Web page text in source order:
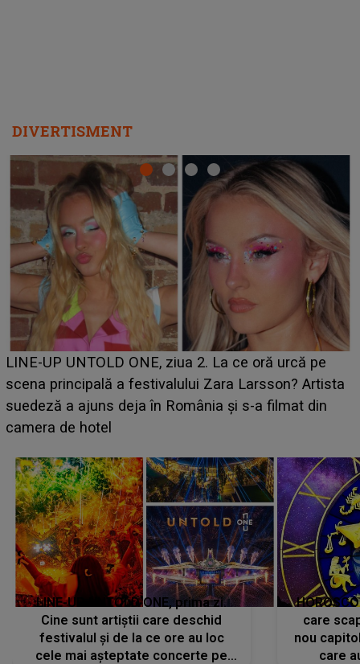
DIVERTISMENT
Ce a dezvăluit noua concurentă din "Casa Iubirii" l-a
luat prin surprindere pe Emanuel. CINE ESTE
BĂIATUL VIZAT de Alexandra?! Aflându-se în fața
faptului împlinit, A RECUNOSCUT IMEDIAT: "Am
LINE-UP UNTOLD ONE, prima zi.
Cine sunt artiștii care deschid
festivalul și de la ce ore au loc
cele mai așteptate concerte pe
care
nou
care